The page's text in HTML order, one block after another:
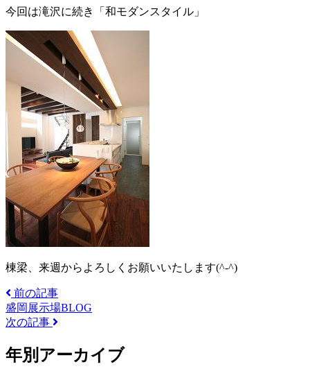
今回は滝沢に続き「和モダンスタイル」
棟梁、来週からよろしくお願いいたします(^-^)
前の記事
盛岡展示場BLOG
次の記事
年別アーカイブ